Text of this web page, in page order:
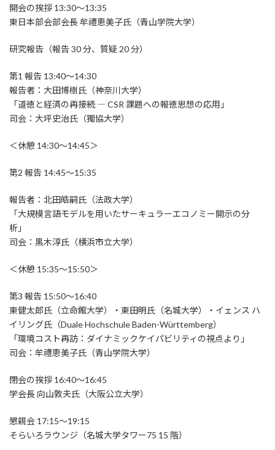
開会の挨拶 13:30～13:35
東日本部会部会長 牟禮恵美子氏（青山学院大学）
研究報告（報告 30 分、質疑 20 分）
第1 報告 13:40～14:30
報告者：大田博樹氏（神奈川大学）
「道徳と経済の再接続 ― CSR 課題への報徳思想の応用」
司会：大坪史治氏（獨協大学）
＜休憩 14:30～14:45＞
第2 報告 14:45～15:35
報告者：北田皓嗣氏（法政大学）
「大規模言語モデルを用いたサーキュラーエコノミー開示の分
析」
司会：黒木淳氏（横浜市立大学）
＜休憩 15:35～15:50＞
第3 報告 15:50～16:40
東健太郎氏（立命館大学）・東田明氏（名城大学）・イェンス ハ
イリング氏（Duale Hochschule Baden-Württemberg）
「環境コスト再訪：ダイナミックケイパビリティの視点より」
司会：牟禮恵美子氏（青山学院大学）
閉会の挨拶 16:40～16:45
学会長 向山敦夫氏（大阪公立大学）
懇親会 17:15～19:15
そらいろラウンジ（名城大学タワー75 15 階）